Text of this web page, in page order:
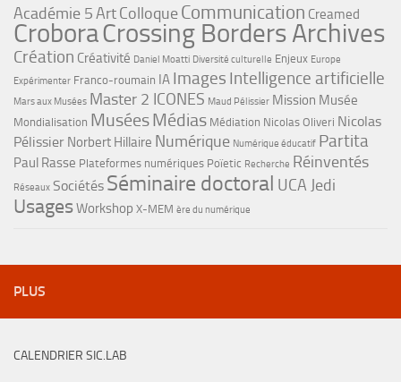
Académie 5ArtColloqueCommunication Creamed
CroboraCrossing Borders Archives
Création Créativité Daniel Moatti Diversité culturelle Enjeux Europe
Expérimenter Franco-roumain IA Images Intelligence artificielle
Mars aux Musées Master 2 ICONES Maud Pélissier Mission Musée
Mondialisation MuséesMédias Médiation Nicolas Oliveri Nicolas
Pélissier Norbert Hillaire Numérique Numérique éducatif Partita
Paul Rasse Plateformes numériques Poïetic Recherche Réinventés
Réseaux Sociétés Séminaire doctoral UCA Jedi
UsagesWorkshop X-MEM ère du numérique
PLUS
CALENDRIER SIC.LAB